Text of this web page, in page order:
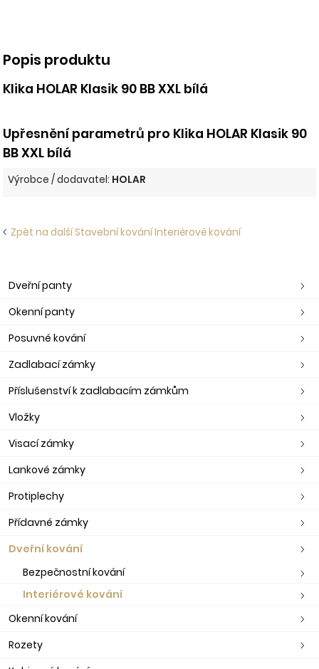
Popis produktu
Klika HOLAR Klasik 90 BB XXL bílá
Upřesnění parametrů pro Klika HOLAR Klasik 90
BB XXL bílá
Výrobce / dodavatel: HOLAR
Zpět na další Stavební kování Interiérové kování
Dveřní panty
Okenní panty
Posuvné kování
Zadlabací zámky
Příslušenství k zadlabacím zámkům
Vložky
Visací zámky
Lankové zámky
Protiplechy
Přídavné zámky
Dveřní kování
Bezpečnostní kování
Interiérové kování
Okenní kování
Rozety